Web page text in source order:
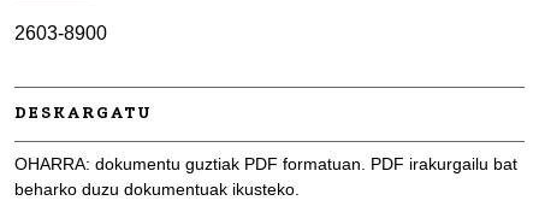
2603-8900
DESKARGATU
OHARRA: dokumentu guztiak PDF formatuan. PDF irakurgailu bat
beharko duzu dokumentuak ikusteko.